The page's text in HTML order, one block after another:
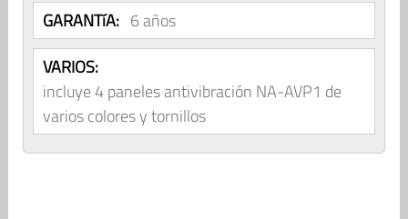
GARANTíA: 6 años
VARIOS:
incluye 4 paneles antivibración NA-AVP1 de
varios colores y tornillos